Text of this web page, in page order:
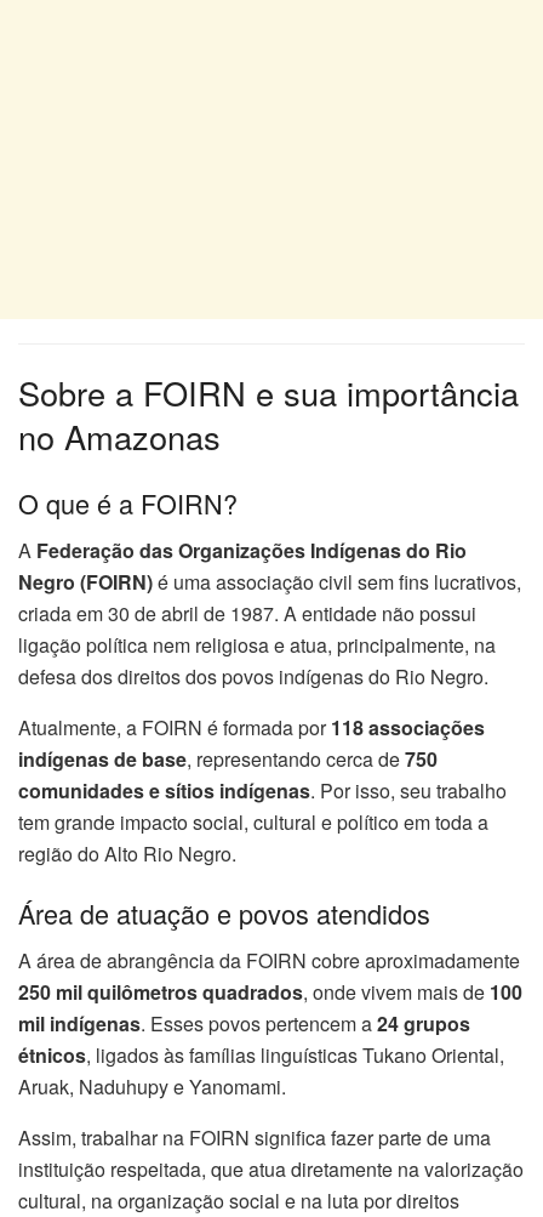
Sobre a FOIRN e sua importância
no Amazonas
O que é a FOIRN?
A Federação das Organizações Indígenas do Rio
Negro (FOIRN)é uma associação civil sem fins lucrativos,
criada em 30 de abril de 1987. A entidade não possui
ligação política nem religiosa e atua, principalmente, na
defesa dos direitos dos povos indígenas do Rio Negro.
Atualmente, a FOIRN é formada por118 associações
indígenas de base, representando cerca de750
comunidades e sítios indígenas. Por isso, seu trabalho
tem grande impacto social, cultural e político em toda a
região do Alto Rio Negro.
Área de atuação e povos atendidos
A área de abrangência da FOIRN cobre aproximadamente
250 mil quilômetros quadrados, onde vivem mais de 100
mil indígenas. Esses povos pertencem a24 grupos
étnicos, ligados às famílias linguísticas Tukano Oriental,
Aruak, Naduhupy e Yanomami.
Assim, trabalhar na FOIRN significa fazer parte de uma
instituição respeitada, que atua diretamente na valorização
cultural, na organização social e na luta por direitos